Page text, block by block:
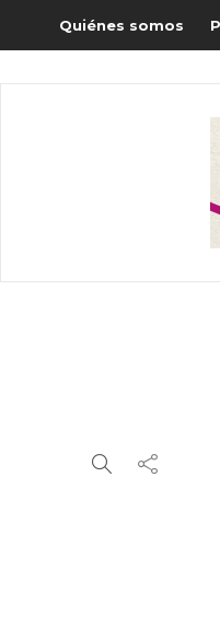
Quiénes somos